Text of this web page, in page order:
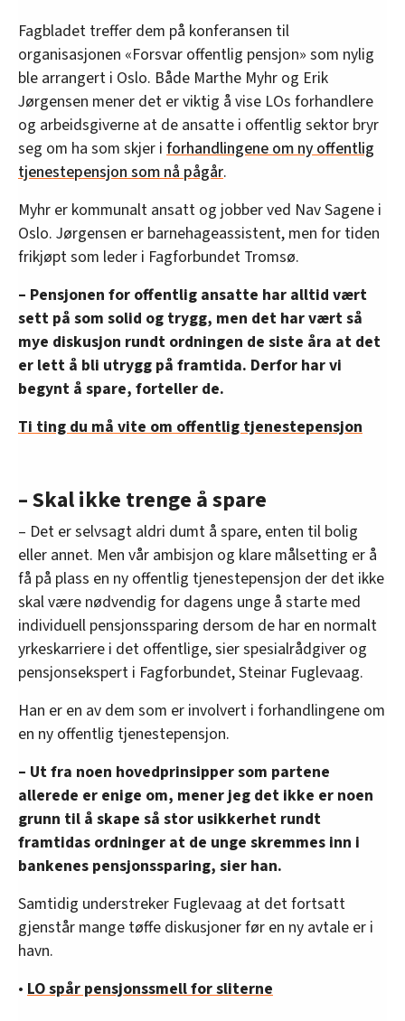
Fagbladet treffer dem på konferansen til
organisasjonen «Forsvar offentlig pensjon» som nylig
ble arrangert i Oslo. Både Marthe Myhr og Erik
Jørgensen mener det er viktig å vise LOs forhandlere
og arbeidsgiverne at de ansatte i offentlig sektor bryr
seg om ha som skjer i forhandlingene om ny offentlig
tjenestepensjon som nå pågår.
Myhr er kommunalt ansatt og jobber ved Nav Sagene i
Oslo. Jørgensen er barnehageassistent, men for tiden
frikjøpt som leder i Fagforbundet Tromsø.
– Pensjonen for offentlig ansatte har alltid vært
sett på som solid og trygg, men det har vært så
mye diskusjon rundt ordningen de siste åra at det
er lett å bli utrygg på framtida. Derfor har vi
begynt å spare, forteller de.
Ti ting du må vite om offentlig tjenestepensjon
– Skal ikke trenge å spare
– Det er selvsagt aldri dumt å spare, enten til bolig
eller annet. Men vår ambisjon og klare målsetting er å
få på plass en ny offentlig tjenestepensjon der det ikke
skal være nødvendig for dagens unge å starte med
individuell pensjonssparing dersom de har en normalt
yrkeskarriere i det offentlige, sier spesialrådgiver og
pensjonsekspert i Fagforbundet, Steinar Fuglevaag.
Han er en av dem som er involvert i forhandlingene om
en ny offentlig tjenestepensjon.
– Ut fra noen hovedprinsipper som partene
allerede er enige om, mener jeg det ikke er noen
grunn til å skape så stor usikkerhet rundt
framtidas ordninger at de unge skremmes inn i
bankenes pensjonssparing, sier han.
Samtidig understreker Fuglevaag at det fortsatt
gjenstår mange tøffe diskusjoner før en ny avtale er i
havn.
• LO spår pensjonssmell for sliterne